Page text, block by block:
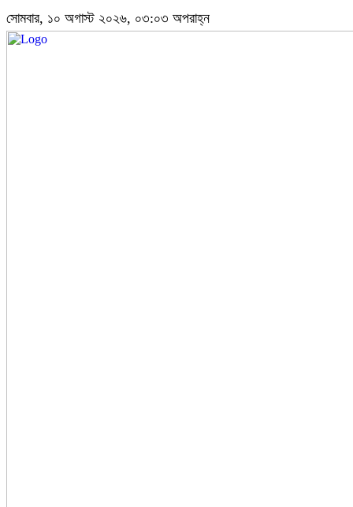
সোমবার, ১০ অগাস্ট ২০২৬, ০৩:০৩ অপরাহ্ন